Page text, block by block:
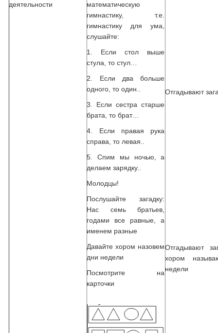
деятельности
математическую
гимнастику, т.е.
гимнастику для ума,
слушайте:
1. Если стол выше
стула, то стул…
2. Если два больше
одного, то один..
3. Если сестра старше
брата, то брат…
4. Если правая рука
справа, то левая..
5. Спим мы ночью, а
делаем зарядку..
Молодцы!
Послушайте загадку:
Нас семь братьев,
годами все равные, а
именем разные
Давайте хором назовем
дни недели
Посмотрите на
карточки
Отгадывают
Отгадывают
хором
недели